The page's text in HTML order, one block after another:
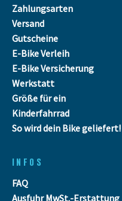
Zahlungsarten
Versand
Gutscheine
E-Bike Verleih
E-Bike Versicherung
Werkstatt
Größe für ein
Kinderfahrrad
So wird dein Bike geliefert!
INFOS
FAQ
Ausfuhr MwSt.-Erstattung